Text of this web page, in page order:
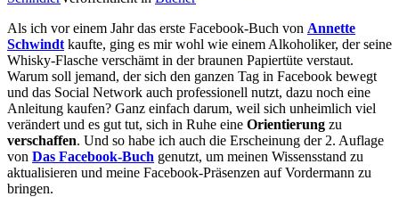
Als ich vor einem Jahr das erste Facebook-Buch von Annette
Schwindt kaufte, ging es mir wohl wie einem Alkoholiker, der seine
Whisky-Flasche verschämt in der braunen Papiertüte verstaut.
Warum soll jemand, der sich den ganzen Tag in Facebook bewegt
und das Social Network auch professionell nutzt, dazu noch eine
Anleitung kaufen? Ganz einfach darum, weil sich unheimlich viel
verändert und es gut tut, sich in Ruhe eine Orientierung zu
verschaffen. Und so habe ich auch die Erscheinung der 2. Auflage
von Das Facebook-Buch genutzt, um meinen Wissensstand zu
aktualisieren und meine Facebook-Präsenzen auf Vordermann zu
bringen.